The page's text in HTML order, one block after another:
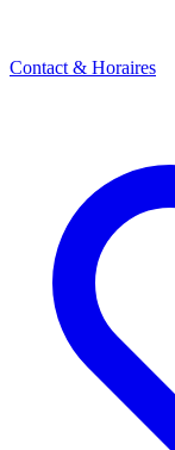
Contact & Horaires